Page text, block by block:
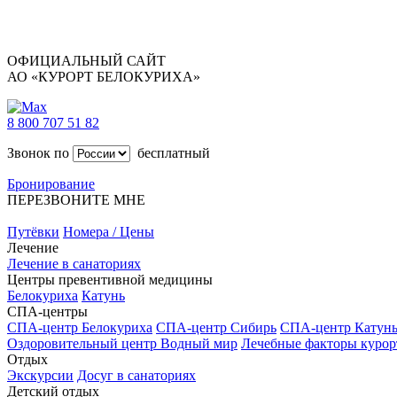
ОФИЦИАЛЬНЫЙ САЙТ
АО «КУРОРТ БЕЛОКУРИХА»
8 800 707 51 82
Звонок по
бесплатный
Бронирование
ПЕРЕЗВОНИТЕ МНЕ
Путёвки Номера / Цены
Лечение
Лечение в санаториях
Центры превентивной медицины
Белокуриха Катунь
СПА-центры
СПА-центр Белокуриха СПА-центр Сибирь СПА-центр Катунь
Оздоровительный центр Водный мир Лечебные факторы
Отдых
Экскурсии Досуг в санаториях
Детский отдых